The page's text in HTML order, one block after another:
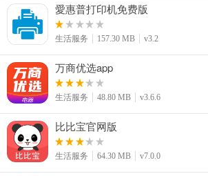
愛惠普打印机免费版
生活服务 157.30 MB v3.2
万商优选app
生活服务 48.80 MB v3.6.6
比比宝官网版
生活服务 64.30 MB v7.0.0